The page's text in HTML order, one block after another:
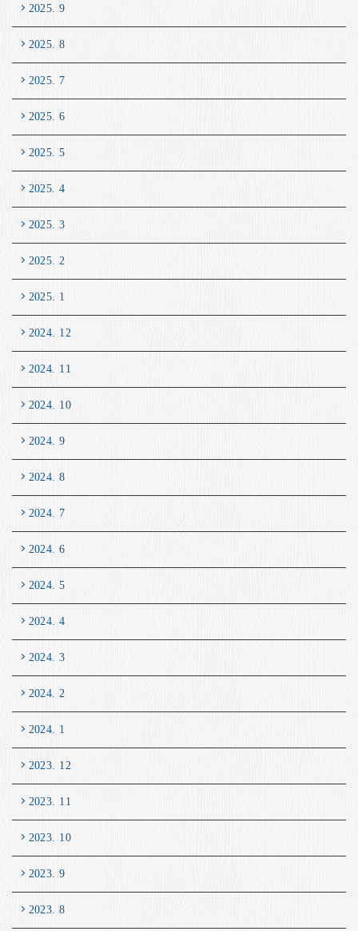
2025. 9
2025. 8
2025. 7
2025. 6
2025. 5
2025. 4
2025. 3
2025. 2
2025. 1
2024. 12
2024. 11
2024. 10
2024. 9
2024. 8
2024. 7
2024. 6
2024. 5
2024. 4
2024. 3
2024. 2
2024. 1
2023. 12
2023. 11
2023. 10
2023. 9
2023. 8